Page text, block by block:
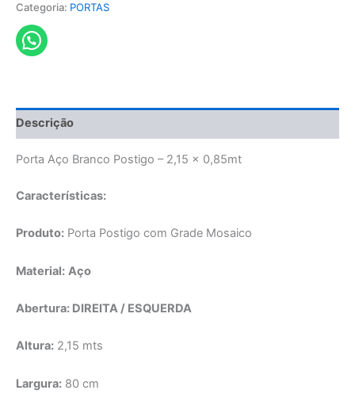
Categoria: PORTAS
Descrição
Porta Aço Branco Postigo – 2,15 x 0,85mt
Características:
Produto: Porta Postigo com Grade Mosaico
Material: Aço
Abertura: DIREITA / ESQUERDA
Altura: 2,15 mts
Largura: 80 cm